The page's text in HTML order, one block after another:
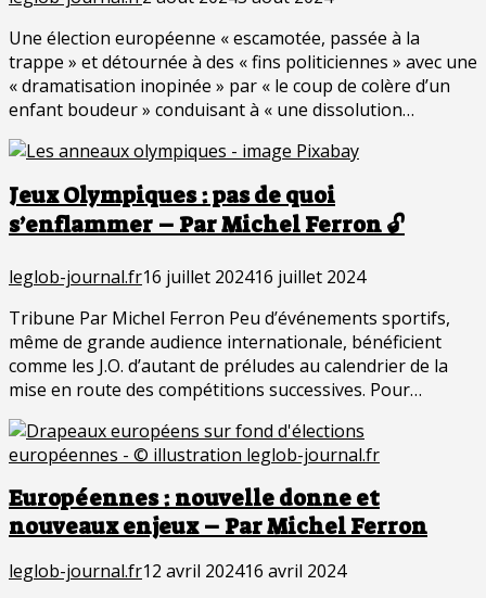
Une élection européenne « escamotée, passée à la
trappe » et détournée à des « fins politiciennes » avec une
« dramatisation inopinée » par « le coup de colère d’un
enfant boudeur » conduisant à « une dissolution…
Jeux Olympiques : pas de quoi
s’enflammer – Par Michel Ferron 🔓
leglob-journal.fr16 juillet 202416 juillet 2024
Tribune Par Michel Ferron Peu d’événements sportifs,
même de grande audience internationale, bénéficient
comme les J.O. d’autant de préludes au calendrier de la
mise en route des compétitions successives. Pour…
Européennes : nouvelle donne et
nouveaux enjeux – Par Michel Ferron
leglob-journal.fr12 avril 202416 avril 2024